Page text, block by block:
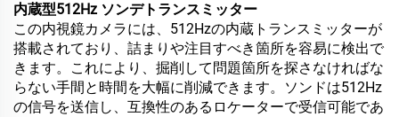
内蔵型512Hz ソンデトランスミッター
この内視鏡カメラには、512Hzの内蔵トランスミッターが
搭載されており、詰まりや注目すべき箇所を容易に検出で
きます。これにより、掘削して問題箇所を探さなければな
らない手間と時間を大幅に削減できます。ソンドは512Hz
の信号を送信し、互換性のあるロケーターで受信可能であ